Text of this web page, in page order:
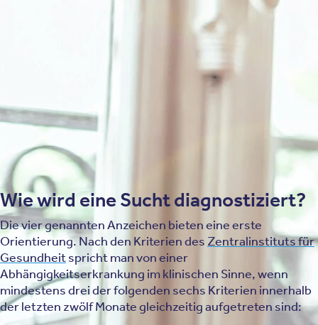
Konsums bzw. Verhaltens gegenüber nahestehenden
Menschen ist ein häufiges Warnsignal. Häufig geschieht dies
aus Scham oder um Konflikten aus dem Weg zu gehen.
Ein tiefes Reuegefühl nach dem Konsum oder der Handlung, das
jedoch nicht ausreicht, um das Verhalten dauerhaft zu ändern,
deutet auf einen Kontrollverlust hin, der über gelegentliches
Bedauern hinausgeht.
Wie wird eine Sucht diagnostiziert?
Die vier genannten Anzeichen bieten eine erste
Orientierung. Nach den Kriterien des Zentralinstituts für
Gesundheitspricht man von einer
Abhängigkeitserkrankung im klinischen Sinne, wenn
mindestens drei der folgenden sechs Kriterien innerhalb
der letzten zwölf Monate gleichzeitig aufgetreten sind: